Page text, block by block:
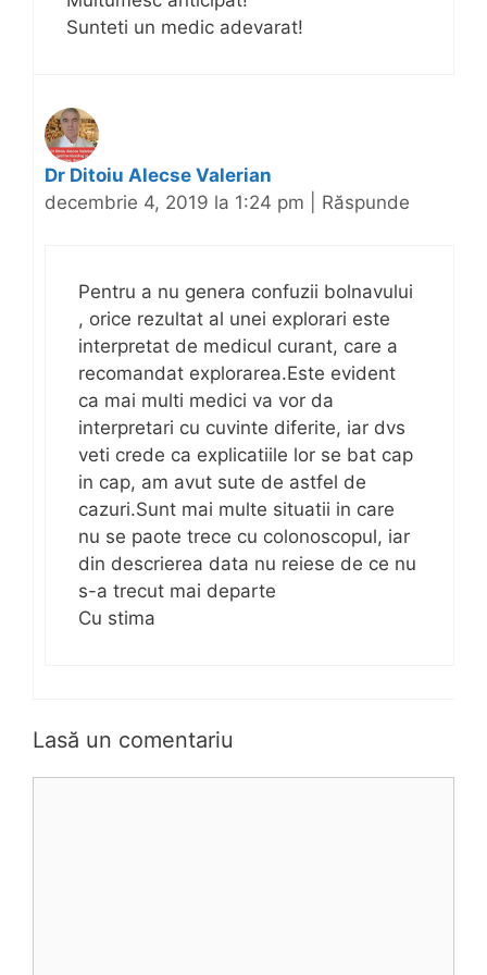
Sunteti un medic adevarat!
Dr Ditoiu Alecse Valerian
decembrie 4, 2019 la 1:24 pm
Răspunde
Pentru a nu genera confuzii bolnavului
, orice rezultat al unei explorari este
interpretat de medicul curant, care a
recomandat explorarea.Este evident
ca mai multi medici va vor da
interpretari cu cuvinte diferite, iar dvs
veti crede ca explicatiile lor se bat cap
in cap, am avut sute de astfel de
cazuri.Sunt mai multe situatii in care
nu se paote trece cu colonoscopul, iar
din descrierea data nu reiese de ce nu
s-a trecut mai departe
Cu stima
Lasă un comentariu